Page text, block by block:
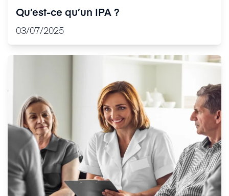
Qu’est-ce qu’un IPA ?
03/07/2025